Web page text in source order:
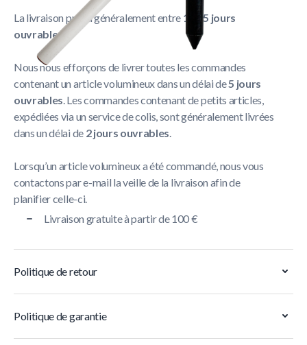
La livraison prend généralement entre 1 et 5 jours
ouvrables.
Nous nous efforçons de livrer toutes les commandes
contenant un article volumineux dans un délai de5 jours
ouvrables. Les commandes contenant de petits articles,
expédiées via un service de colis, sont généralement livrées
dans un délai de 2 jours ouvrables.
Lorsqu’un article volumineux a été commandé, nous vous
contactons par e-mail la veille de la livraison afin de
planifier celle-ci.
Livraison gratuite à partir de 100 €
Politique de retour
Politique de garantie